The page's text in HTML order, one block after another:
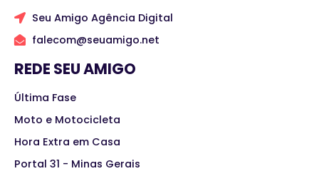
Seu Amigo Agência Digital
falecom@seuamigo.net
REDE SEU AMIGO
Última Fase
Moto e Motocicleta
Hora Extra em Casa
Portal 31 - Minas Gerais